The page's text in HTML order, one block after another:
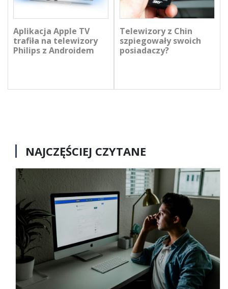
Aplikacja Apple TV
trafiła na telewizory
Philips z Androidem
Telewizory z Chin
szpiegowały swoich
posiadaczy?
NAJCZĘŚCIEJ CZYTANE